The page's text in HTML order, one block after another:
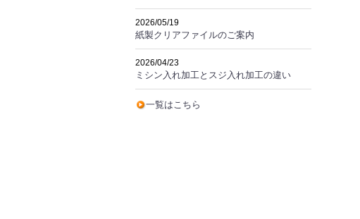
2026/05/19
紙製クリアファイルのご案内
2026/04/23
ミシン入れ加工とスジ入れ加工の違い
一覧はこちら